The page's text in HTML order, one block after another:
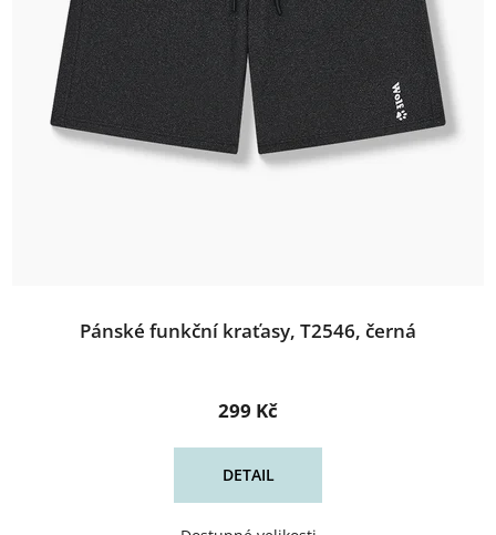
Pánské funkční kraťasy, T2546, černá
299 Kč
DETAIL